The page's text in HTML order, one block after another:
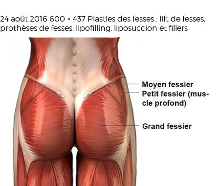
24 août 2016 600 × 437 Plasties des fesses : lift de fesses,
prothèses de fesses, lipofilling, liposuccion et fillers